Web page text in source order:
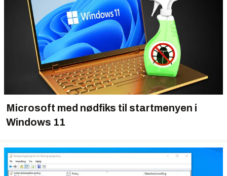
Microsoft med nødfiks til startmenyen i
Windows 11